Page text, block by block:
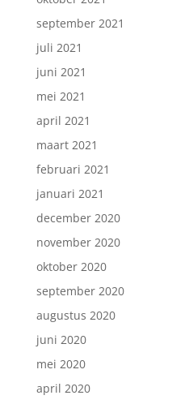
september 2021
juli 2021
juni 2021
mei 2021
april 2021
maart 2021
februari 2021
januari 2021
december 2020
november 2020
oktober 2020
september 2020
augustus 2020
juni 2020
mei 2020
april 2020